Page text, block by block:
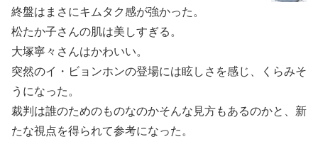
終盤はまさにキムタク感が強かった。
松たか子さんの肌は美しすぎる。
大塚寧々さんはかわいい。
突然のイ・ビョンホンの登場には眩しさを感じ、くらみそ
うになった。
裁判は誰のためのものなのかそんな見方もあるのかと、新
たな視点を得られて参考になった。